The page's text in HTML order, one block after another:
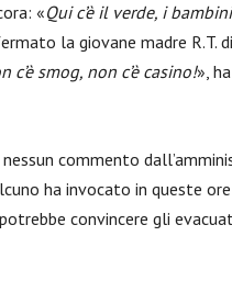
«Qui c’è il verde, i
la giovane madre R.T.
smog, non c’è casino!»,
commento
ha invocato in queste
convincere gli